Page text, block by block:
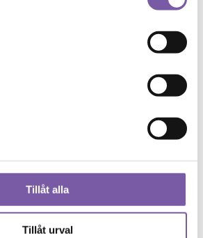
Tillåt alla
Tillåt urval